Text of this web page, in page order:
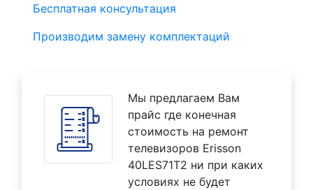
Бесплатная консультация
Производим замену комплектаций
Мы предлагаем Вам
прайс где конечная
стоимость на ремонт
телевизоров Erisson
40LES71T2 ни при каких
условиях не будет